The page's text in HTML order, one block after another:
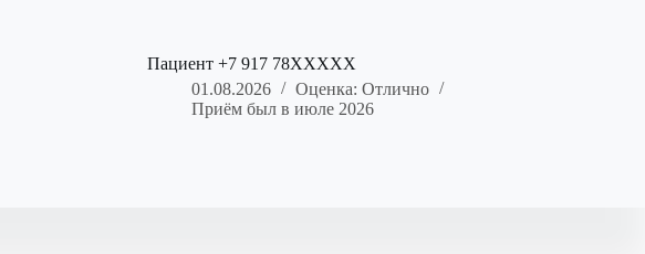
Пациент +7 917 78XXXXX
01.08.2026
Оценка: Отлично
Приём был в июле 2026